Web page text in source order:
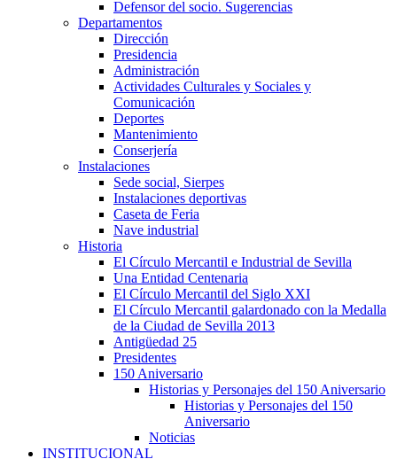
Defensor del socio. Sugerencias
Departamentos
Dirección
Presidencia
Administración
Actividades Culturales y Sociales y
Comunicación
Deportes
Mantenimiento
Conserjería
Instalaciones
Sede social, Sierpes
Instalaciones deportivas
Caseta de Feria
Nave industrial
Historia
El Círculo Mercantil e Industrial de Sevilla
Una Entidad Centenaria
El Círculo Mercantil del Siglo XXI
El Círculo Mercantil galardonado con la Medalla
de la Ciudad de Sevilla 2013
Antigüedad 25
Presidentes
150 Aniversario
Historias y Personajes del 150 Aniversario
Historias y Personajes del 150
Aniversario
Noticias
INSTITUCIONAL